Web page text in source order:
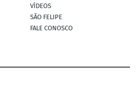
VÍDEOS
SÃO FELIPE
FALE CONOSCO